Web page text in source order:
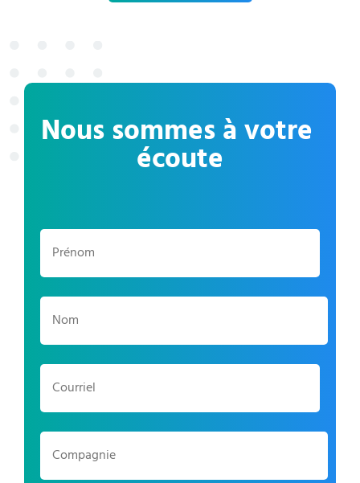
Nous sommes à votre
écoute
Prénom *
Nom *
Courriel *
Compagnie *